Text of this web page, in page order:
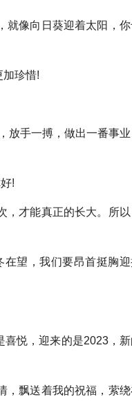
像向日葵迎着太阳，
珍惜!
手一搏，做出一番事业
!
才能真正的长大。所以
望，我们要昂首挺胸迎
悦，迎来的是2023，新
飘送着我的祝福，萦绕